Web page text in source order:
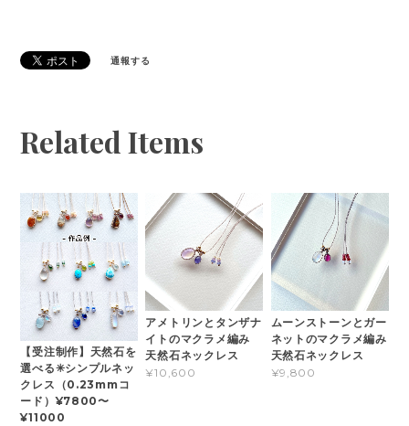
通報する
Related Items
【受注制作】天然石を
選べる✳︎シンプルネッ
クレス（0.23mmコ
ード）¥7800〜
¥11000
アメトリンとタンザナ
イトのマクラメ編み
天然石ネックレス
¥10,600
ムーンストーンとガー
ネットのマクラメ編み
天然石ネックレス
¥9,800